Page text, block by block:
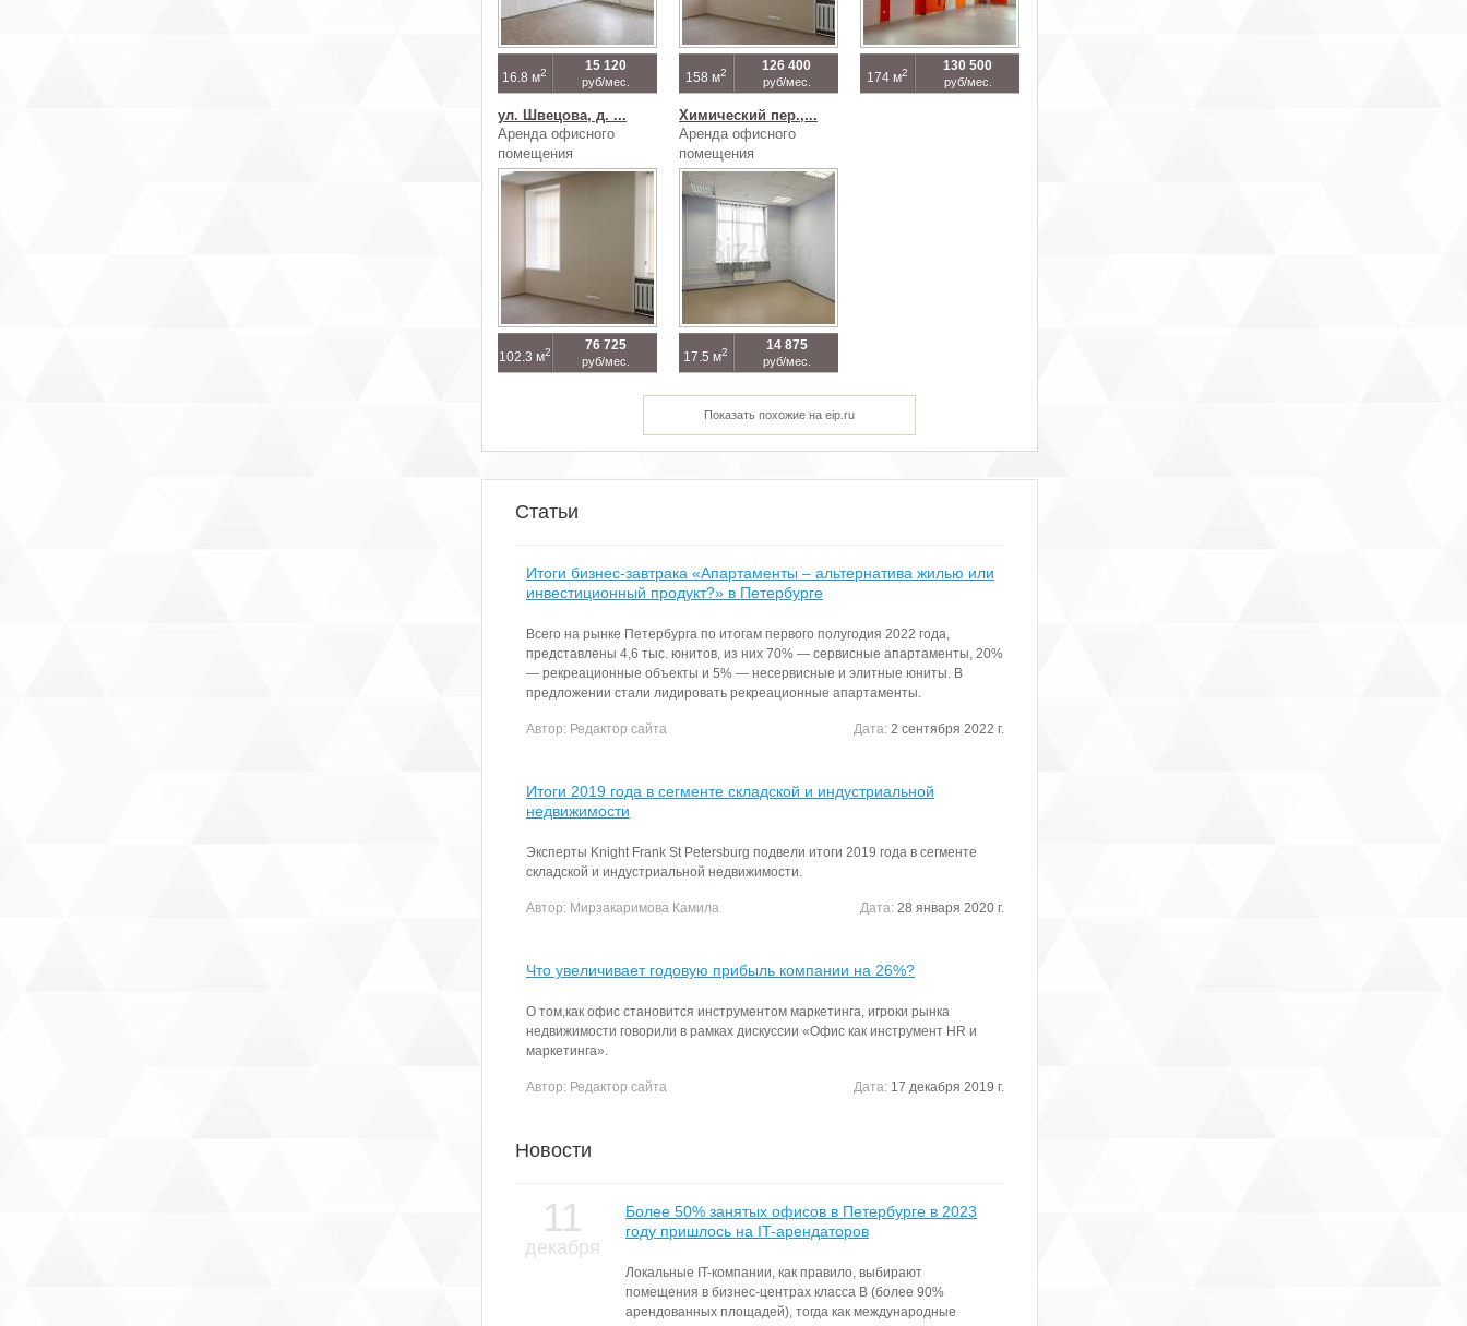
16.8 м2 15 120
руб/мес. 158 м2 126 400
руб/мес. 174 м2 130 500
руб/мес.
ул. Швецова, д. ...
Аренда офисного
помещения
102.3 м2 76 725
руб/мес.
Химический пер.,...
Аренда офисного
помещения
17.5 м2 14 875
руб/мес.
Показать похожие на eip.ru
Статьи
Итоги бизнес-завтрака «Апартаменты – альтернатива жилью или
инвестиционный продукт?» в Петербурге
Всего на рынке Петербурга по итогам первого полугодия 2022 года,
представлены 4,6 тыс. юнитов, из них 70% — сервисные апартаменты, 20%
— рекреационные объекты и 5% — несервисные и элитные юниты. В
предложении стали лидировать рекреационные апартаменты.
Автор: Редактор сайта Дата: 2 сентября 2022 г.
Итоги 2019 года в сегменте складской и индустриальной
недвижимости
Эксперты Knight Frank St Petersburg подвели итоги 2019 года в сегменте
складской и индустриальной недвижимости.
Автор: Мирзакаримова Камила Дата: 28 января 2020 г.
Что увеличивает годовую прибыль компании на 26%?
О том,как офис становится инструментом маркетинга, игроки рынка
недвижимости говорили в рамках дискуссии «Офис как инструмент HR и
маркетинга».
Автор: Редактор сайта Дата: 17 декабря 2019 г.
Новости
11
декабря
Более 50% занятых офисов в Петербурге в 2023
году пришлось на IT-арендаторов
Локальные IT-компании, как правило, выбирают
помещения в бизнес-центрах класса В (более 90%
арендованных площадей), тогда как международные